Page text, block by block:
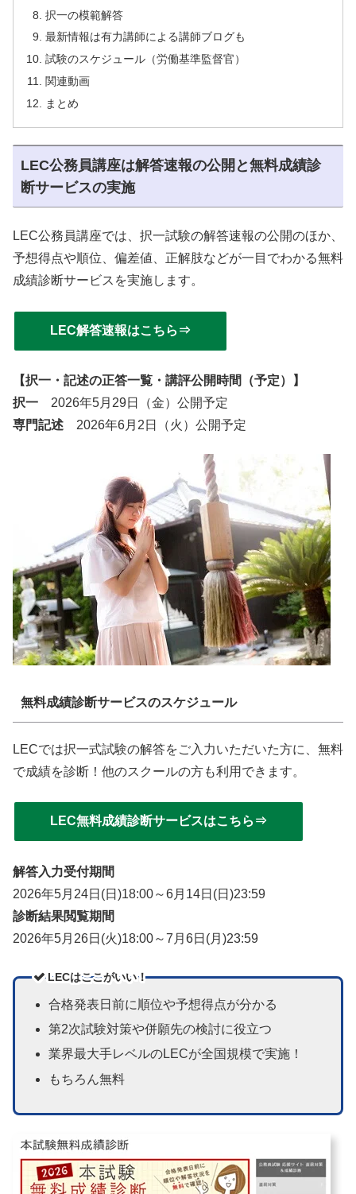
択一の模範解答
最新情報は有力講師による講師ブログも
試験のスケジュール（労働基準監督官）
関連動画
まとめ
LEC公務員講座は解答速報の公開と無料成績診
断サービスの実施
LEC公務員講座では、択一試験の解答速報の公開のほか、
予想得点や順位、偏差値、正解肢などが一目でわかる無料
成績診断サービスを実施します。
LEC解答速報はこちら⇒
【択一・記述の正答一覧・講評公開時間（予定）】
択一 2026年5月29日（金）公開予定
専門記述 2026年6月2日（火）公開予定
無料成績診断サービスのスケジュール
LECでは択一式試験の解答をご入力いただいた方に、無料
で成績を診断！他のスクールの方も利用できます。
LEC無料成績診断サービスはこちら⇒
解答入力受付期間
2026年5月24日(日)18:00～6月14日(日)23:59
診断結果閲覧期間
2026年5月26日(火)18:00～7月6日(月)23:59
LECはここがいい！
合格発表日前に順位や予想得点が分かる
第2次試験対策や併願先の検討に役立つ
業界最大手レベルのLECが全国規模で実施！
もちろん無料